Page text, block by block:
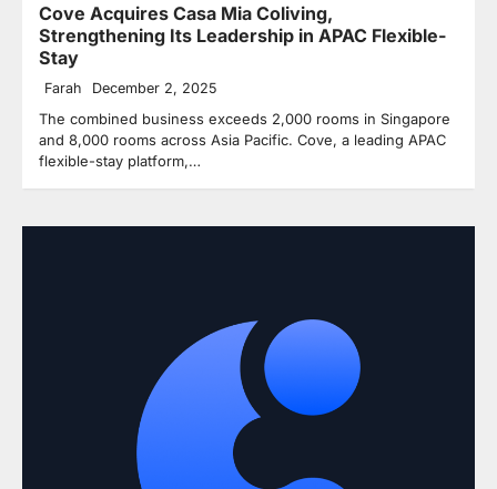
Cove Acquires Casa Mia Coliving,
Strengthening Its Leadership in APAC Flexible-
Stay
Farah December 2, 2025
The combined business exceeds 2,000 rooms in Singapore
and 8,000 rooms across Asia Pacific. Cove, a leading APAC
flexible-stay platform,…